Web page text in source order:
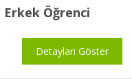
Erkek Öğrenci
Detayları Göster